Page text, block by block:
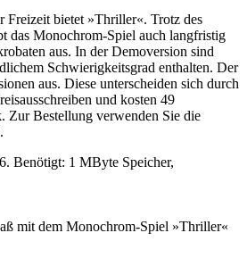
Freizeit bietet »Thriller«. Trotz des
das Monochrom-Spiel auch langfristig
aus. In der Demoversion sind
Schwierigkeitsgrad enthalten. Der
aus. Diese unterscheiden sich durch
und kosten 49
Zur Bestellung verwenden Sie die
Benötigt: 1 MByte Speicher,
mit dem Monochrom-Spiel »Thriller«